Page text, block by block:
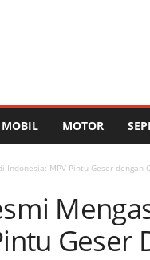
MOBIL MOTOR
Indonesia: MPV Pintu Geser dengan
Geser